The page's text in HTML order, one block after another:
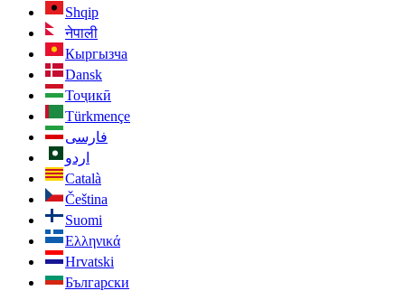
Shqip
नेपाली
Кыргызча
Dansk
Тоҷикӣ
Türkmençe
فارسی
اردو
Català
Čeština
Suomi
Ελληνικά
Hrvatski
Български